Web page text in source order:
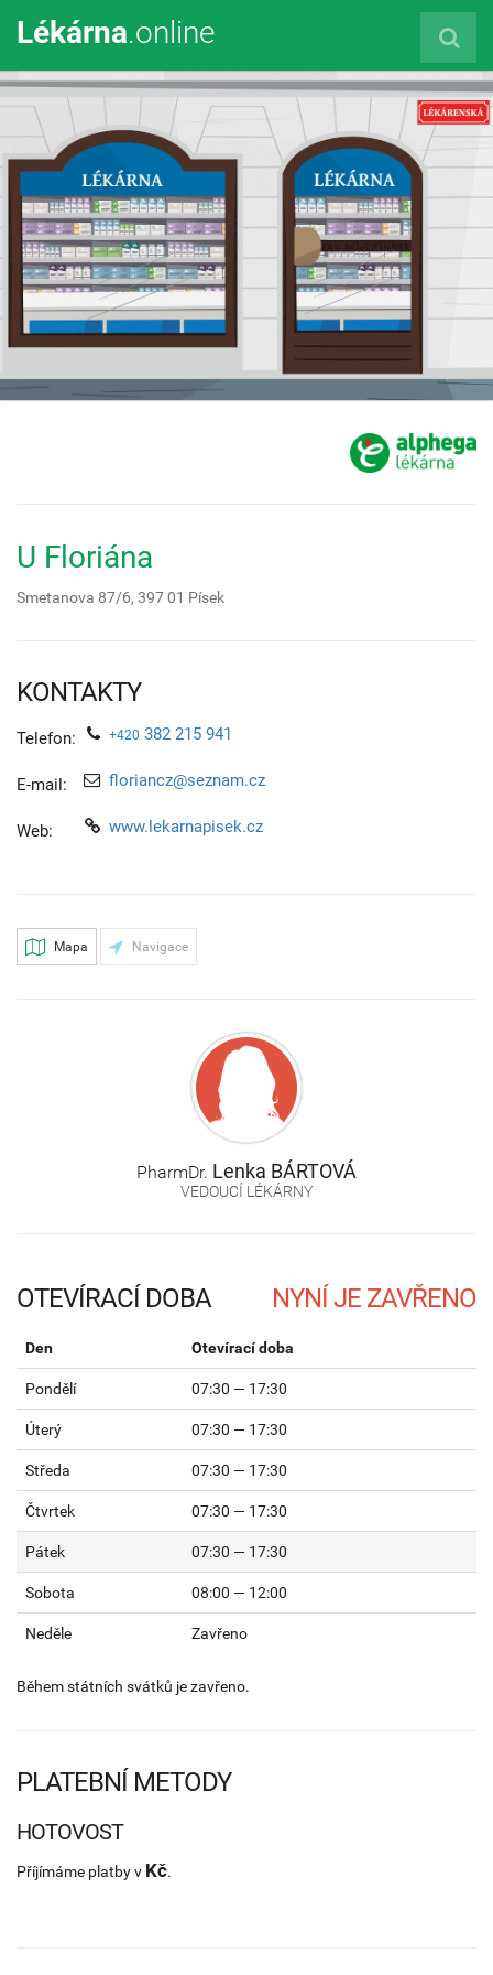
Lékárna.online
U Floriána
Smetanova 87/6, 397 01 Písek
KONTAKTY
Telefon: +420 382 215 941
E-mail: floriancz@seznam.cz
Web: www.lekarnapisek.cz
Mapa Navigace
PharmDr. Lenka BÁRTOVÁ
VEDOUCÍ LÉKÁRNY
OTEVÍRACÍ DOBA
Den Otevírací doba
Pondělí 07:30 — 17:30
Úterý 07:30 — 17:30
Středa 07:30 — 17:30
Čtvrtek 07:30 — 17:30
Pátek 07:30 — 17:30
Sobota 08:00 — 12:00
Neděle Zavřeno
Během státních svátků je zavřeno.
PLATEBNÍ METODY
HOTOVOST
Příjímáme platby v Kč.